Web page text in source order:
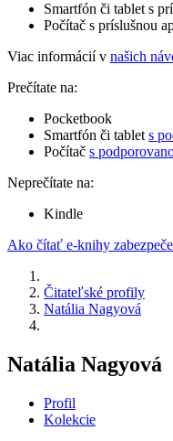
Smartfón či tablet s
Počítač s príslušnou
Viac informácií v našich
Prečítate na:
Pocketbook
Smartfón či tablet s
Počítač s
Neprečítate na:
Kindle
Ako čítať e-knihy
Čitateľské profily
Natália Nagyová
Natália Nagyová
Profil
Kolekcie